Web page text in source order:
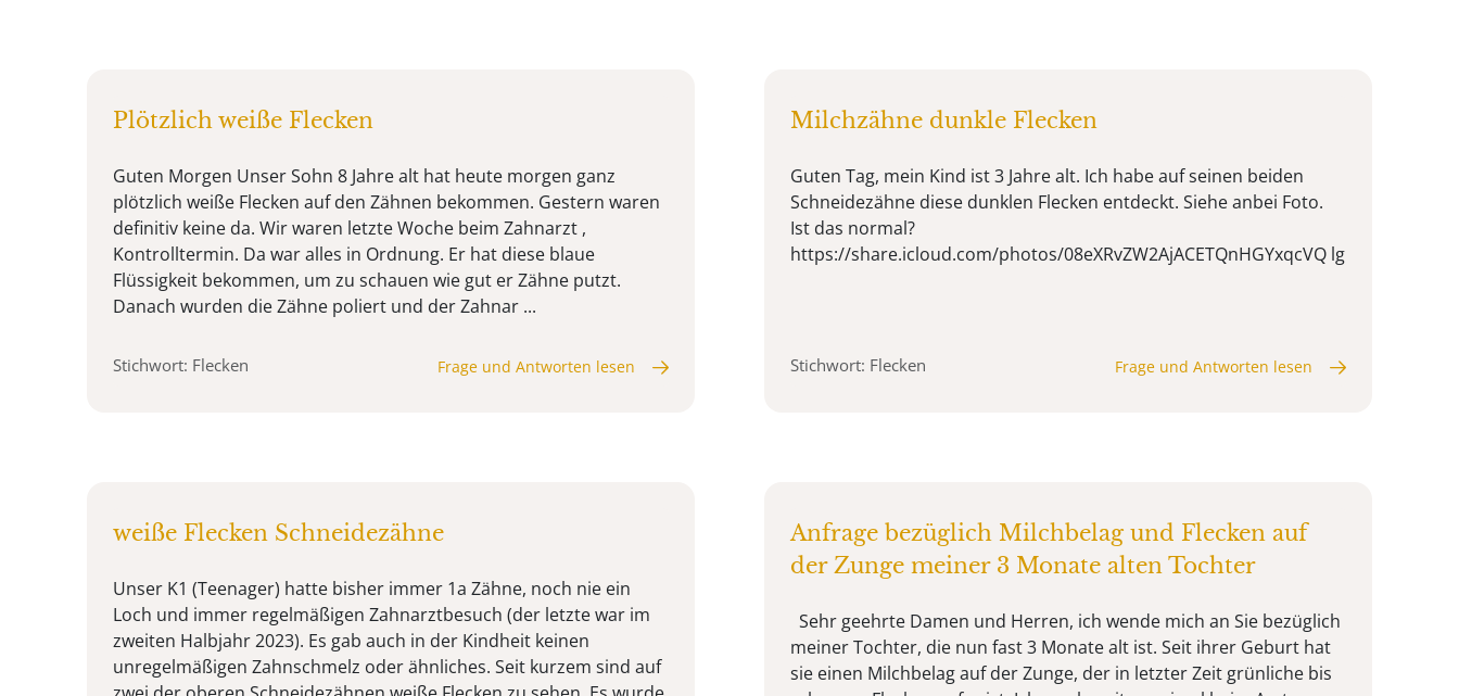
Plötzlich weiße Flecken
Guten Morgen Unser Sohn 8 Jahre alt hat heute morgen ganz
plötzlich weiße Flecken auf den Zähnen bekommen. Gestern waren
definitiv keine da. Wir waren letzte Woche beim Zahnarzt ,
Kontrolltermin. Da war alles in Ordnung. Er hat diese blaue
Flüssigkeit bekommen, um zu schauen wie gut er Zähne putzt.
Danach wurden die Zähne poliert und der Zahnar ...
Stichwort: Flecken Frage und Antworten lesen
Milchzähne dunkle Flecken
Guten Tag, mein Kind ist 3 Jahre alt. Ich habe auf seinen beiden
Schneidezähne diese dunklen Flecken entdeckt. Siehe anbei Foto.
Ist das normal?
https://share.icloud.com/photos/08eXRvZW2AjACETQnHGYxqcVQ lg
Stichwort: Flecken Frage und Antworten lesen
weiße Flecken Schneidezähne
Unser K1 (Teenager) hatte bisher immer 1a Zähne, noch nie ein
Loch und immer regelmäßigen Zahnarztbesuch (der letzte war im
zweiten Halbjahr 2023). Es gab auch in der Kindheit keinen
unregelmäßigen Zahnschmelz oder ähnliches. Seit kurzem sind auf
Anfrage bezüglich Milchbelag und Flecken auf
der Zunge meiner 3 Monate alten Tochter
Sehr geehrte Damen und Herren, ich wende mich an Sie bezüglich
meiner Tochter, die nun fast 3 Monate alt ist. Seit ihrer Geburt hat
sie einen Milchbelag auf der Zunge, der in letzter Zeit grünliche bis